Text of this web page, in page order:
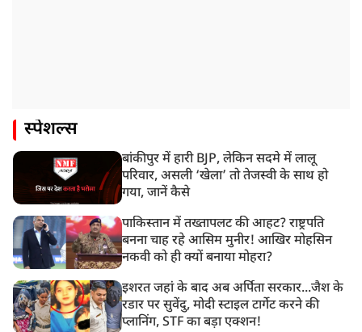
स्पेशल्स
बांकीपुर में हारी BJP, लेकिन सदमे में लालू
परिवार, असली ‘खेला’ तो तेजस्वी के साथ हो
गया, जानें कैसे
पाकिस्तान में तख्तापलट की आहट? राष्ट्रपति
बनना चाह रहे आसिम मुनीर! आखिर मोहसिन
नकवी को ही क्यों बनाया मोहरा?
इशरत जहां के बाद अब अर्पिता सरकार...जैश के
रडार पर सुवेंदु, मोदी स्टाइल टार्गेट करने की
प्लानिंग, STF का बड़ा एक्शन!